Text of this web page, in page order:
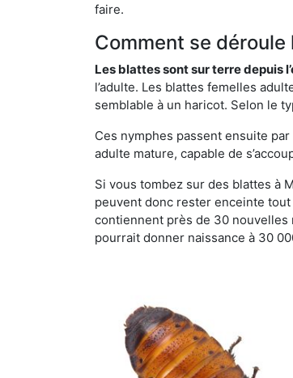
faire.
Comment se
Les blattes sont sur terre depuis
l’adulte. Les blattes femelles
semblable à un haricot. Selon le
Ces nymphes passent ensuite
adulte mature, capable de
Si vous tombez sur des blattes à
peuvent donc rester enceinte
contiennent près de 30 nouvelles
pourrait donner naissance à 30